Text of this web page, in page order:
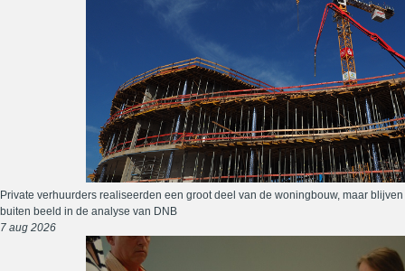
Private verhuurders realiseerden een groot deel van de woningbouw, maar blijven
buiten beeld in de analyse van DNB
7 aug 2026